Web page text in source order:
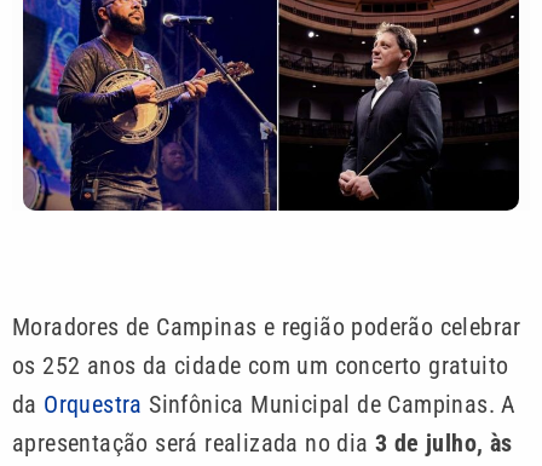
Moradores de Campinas e região poderão celebrar
os 252 anos da cidade com um concerto gratuito
da Orquestra Sinfônica Municipal de Campinas. A
apresentação será realizada no dia 3 de julho, às